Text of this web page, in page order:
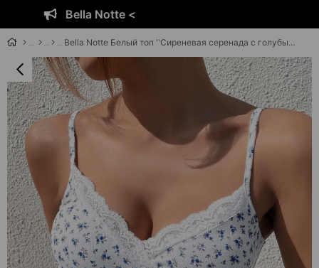
Bella Notte <
Bella Notte Белый топ ''Сиреневая серенада с голубыми цветами'' Crop B-5508